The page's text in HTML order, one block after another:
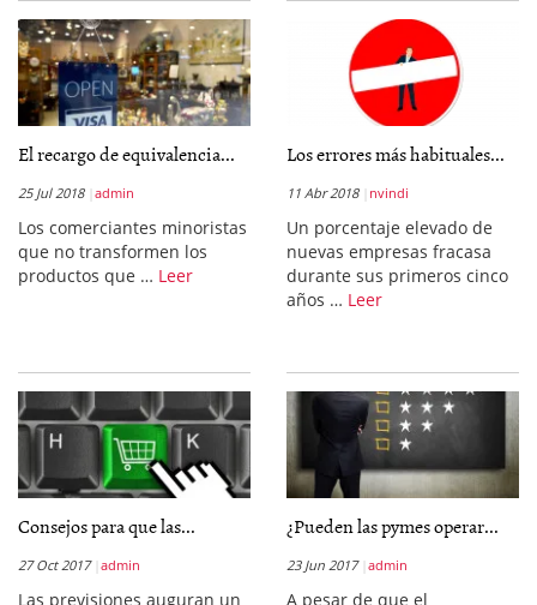
El recargo de equivalencia...
25 Jul 2018 admin
Los comerciantes minoristas
que no transformen los
productos que … Leer
Los errores más habituales...
11 Abr 2018 nvindi
Un porcentaje elevado de
nuevas empresas fracasa
durante sus primeros cinco
años … Leer
Consejos para que las...
27 Oct 2017 admin
Las previsiones auguran un
¿Pueden las pymes operar...
23 Jun 2017 admin
A pesar de que el